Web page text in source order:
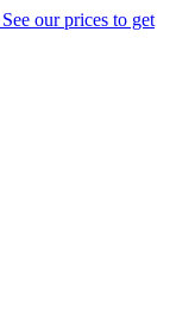
See our prices to get